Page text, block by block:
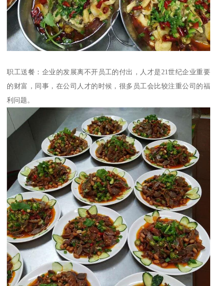
职工送餐：企业的发展离不开员工的付出，人才是21世纪企业重要
的财富，同事，在公司人才的时候，很多员工会比较注重公司的福
利问题。